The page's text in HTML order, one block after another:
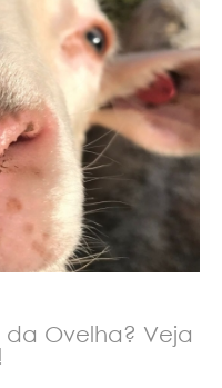
da Ovelha? Veja